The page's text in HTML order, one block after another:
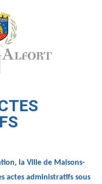
la Ville de Maisons-
actes administratifs sous